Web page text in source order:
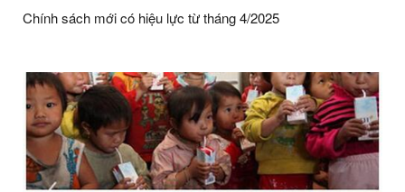
Chính sách mới có hiệu lực từ tháng 4/2025